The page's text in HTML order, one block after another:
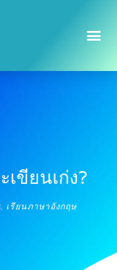
เขียนเก่ง?
, เรียนภาษาอังกฤษ